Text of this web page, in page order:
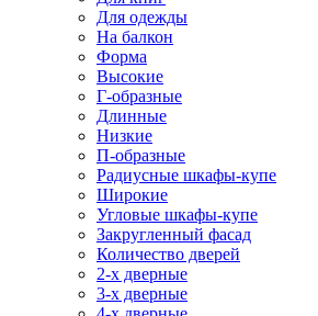
Для одежды
На балкон
Форма
Высокие
Г-образные
Длинные
Низкие
П-образные
Радиусные шкафы-купе
Широкие
Угловые шкафы-купе
Закругленный фасад
Количество дверей
2-х дверные
3-х дверные